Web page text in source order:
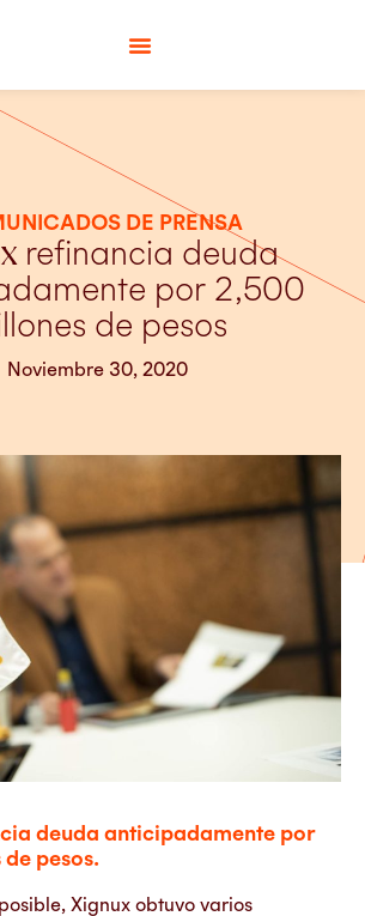
DE PRENSA
refinancia deuda
por 2,500
de pesos
Noviembre 30, 2020
deuda anticipadamente por
pesos.
Xignux obtuvo varios